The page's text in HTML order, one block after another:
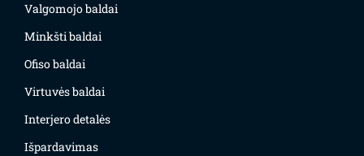
Valgomojo baldai
Minkšti baldai
Ofiso baldai
Virtuvės baldai
Interjero detalės
Išpardavimas